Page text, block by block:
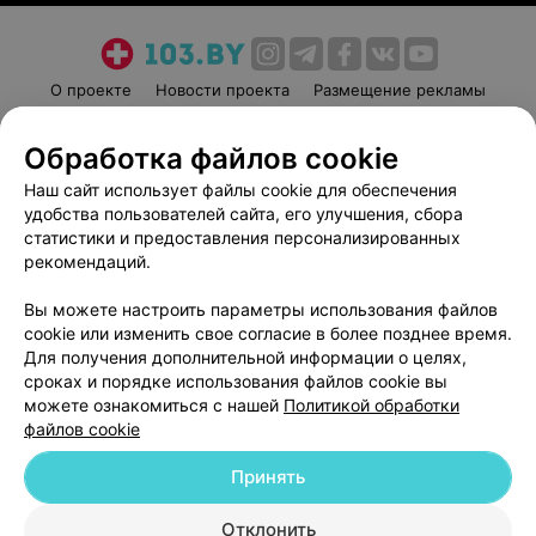
О проекте Новости проекта
Размещение рекламы
Пользовательское соглашение
Способы оплаты
Вакансии
Партнеры
Написать руководителю 103.by
Обработка персональных данных
© 2026 ООО «Артокс Лаб», УНП 191700409
| 220012, Республика Беларусь,
Обработка файлов cookie
Наш сайт использует файлы cookie для обеспечения
удобства пользователей сайта, его улучшения, сбора
статистики и предоставления персонализированных
рекомендаций.
Вы можете настроить параметры использования файлов
cookie или изменить свое согласие в более позднее время.
Для получения дополнительной информации о целях,
сроках и порядке использования файлов cookie вы
можете ознакомиться с нашей Политикой обработки
файлов cookie
Отклонить
Принять